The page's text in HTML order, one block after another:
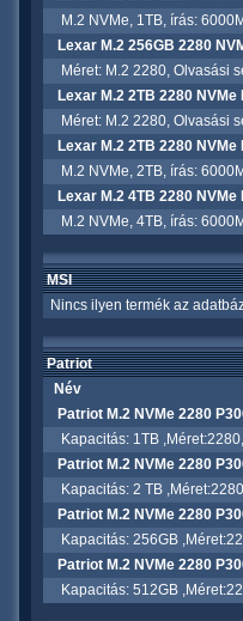
M.2 NVMe, 1TB, írás:
Lexar M.2 256GB 2280
Méret: M.2 2280, Olvasási
Lexar M.2 2TB 2280 NVMe
Méret: M.2 2280, Olvasási
Lexar M.2 2TB 2280 NVMe
M.2 NVMe, 2TB, írás:
Lexar M.2 4TB 2280 NVMe
M.2 NVMe, 4TB, írás:
MSI
Nincs ilyen termék az
Patriot
Név
Patriot M.2 NVMe 2280
Kapacitás: 1TB
Patriot M.2 NVMe 2280
Kapacitás: 2 TB
Patriot M.2 NVMe 2280
Kapacitás: 256GB
Patriot M.2 NVMe 2280
Kapacitás: 512GB